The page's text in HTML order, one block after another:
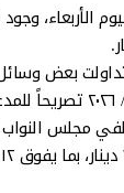
بعض
الاجتماعي بتاريخ